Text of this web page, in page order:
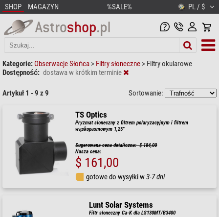
SHOP MAGAZYN %SALE% PL / $
Kategorie: Obserwacje Słońca > Filtry słoneczne > Filtry okularowe
Dostępność: dostawa w krótkim terminie
Artykuł 1 - 9 z 9 Sortowanie:
TS Optics
Pryzmat słoneczny z filtrem polaryzacyjnym i filtrem
wąskopasmowym 1,25"
Sugerowana cena detaliczna: $ 184,00
Nasza cena:
$ 161,00
gotowe do wysyłki w3-7 dni
Lunt Solar Systems
Filtr słoneczny Ca-K dla LS130MT/B3400